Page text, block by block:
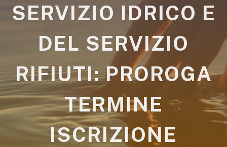
SERVIZIO IDRICO E
DEL SERVIZIO
RIFIUTI: PROROGA
TERMINE
ISCRIZIONE